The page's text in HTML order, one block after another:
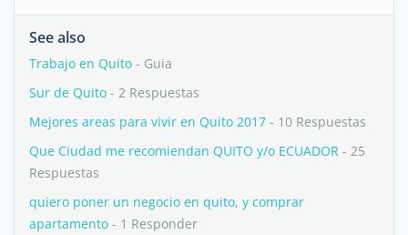
See also
Trabajo en Quito - Guia
Sur de Quito - 2 Respuestas
Mejores areas para vivir en Quito 2017 - 10 Respuestas
Que Ciudad me recomiendan QUITO y/o ECUADOR - 25
Respuestas
quiero poner un negocio en quito, y comprar
apartamento - 1 Responder